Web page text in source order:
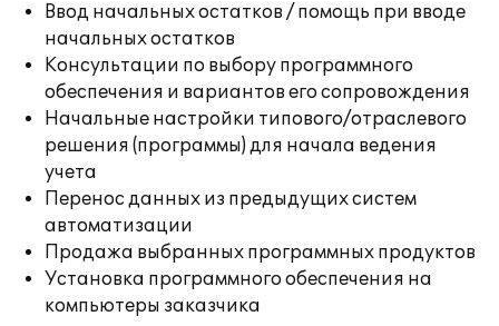
Ввод начальных остатков / помощь при вводе
начальных остатков
Консультации по выбору программного
обеспечения и вариантов его сопровождения
Начальные настройки типового/отраслевого
решения (программы) для начала ведения
учета
Перенос данных из предыдущих систем
автоматизации
Продажа выбранных программных продуктов
Установка программного обеспечения на
компьютеры заказчика